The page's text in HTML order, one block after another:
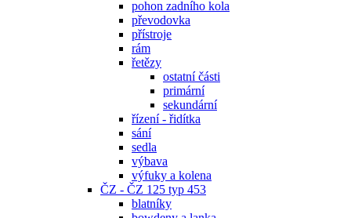
pohon zadního kola
převodovka
přístroje
rám
řetězy
ostatní části
primární
sekundární
řízení - řidítka
sání
sedla
výbava
výfuky a kolena
ČZ - ČZ 125 typ 453
blatníky